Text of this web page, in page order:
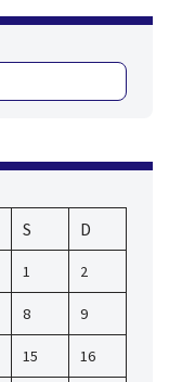
S D
1 2
8 9
15 16